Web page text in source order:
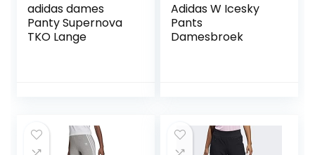
adidas dames
Panty Supernova
TKO Lange
Adidas W Icesky
Pants
Damesbroek